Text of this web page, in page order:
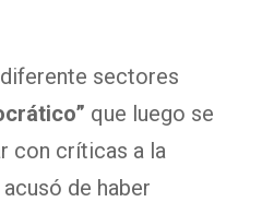
sectores
que luego se
con críticas a la
de haber